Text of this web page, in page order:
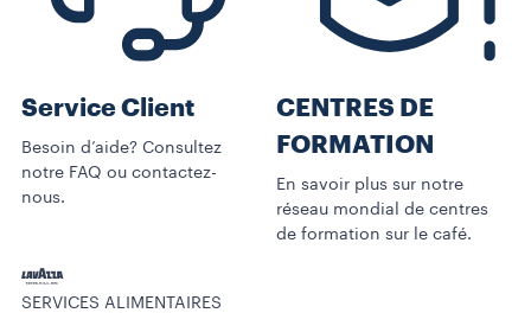
Service Client
Besoin d’aide? Consultez
notre FAQ ou contactez-
nous.
CENTRES DE
FORMATION
En savoir plus sur notre
réseau mondial de centres
de formation sur le café.
SERVICES ALIMENTAIRES